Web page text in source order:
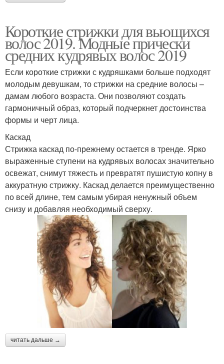
Короткие стрижки для вьющихся
волос 2019. Модные прически
средних кудрявых волос 2019
Если короткие стрижки с кудряшками больше подходят
молодым девушкам, то стрижки на средние волосы –
дамам любого возраста. Они позволяют создать
гармоничный образ, который подчеркнет достоинства
формы и черт лица.
Каскад
Стрижка каскад по-прежнему остается в тренде. Ярко
выраженные ступени на кудрявых волосах значительно
освежат, снимут тяжесть и превратят пушистую копну в
аккуратную стрижку. Каскад делается преимущественно
по всей длине, тем самым убирая ненужный объем
снизу и добавляя необходимый сверху.
читать дальше →